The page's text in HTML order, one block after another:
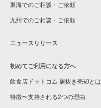
東海でのご相談・ご依頼
九州でのご相談・ご依頼
ニュースリリース
初めてご利用になる方へ
飲食店ドットコム 居抜き売却とは
特徴〜支持される2つの理由